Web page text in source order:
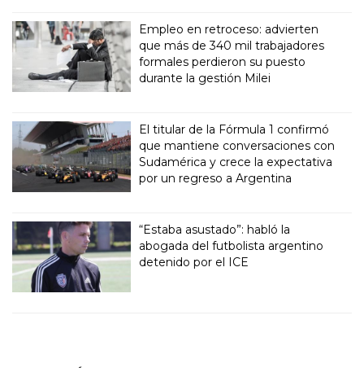
Empleo en retroceso: advierten
que más de 340 mil trabajadores
formales perdieron su puesto
durante la gestión Milei
El titular de la Fórmula 1 confirmó
que mantiene conversaciones con
Sudamérica y crece la expectativa
por un regreso a Argentina
“Estaba asustado”: habló la
abogada del futbolista argentino
detenido por el ICE